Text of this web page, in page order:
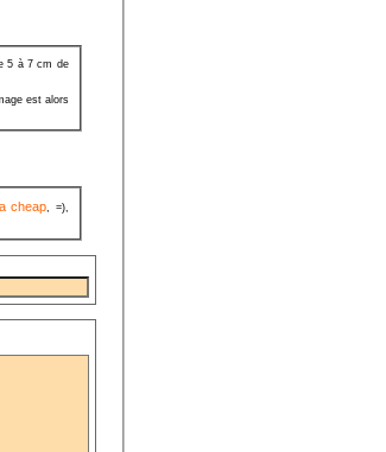
5 à 7 cm de
est alors
cheap, =),